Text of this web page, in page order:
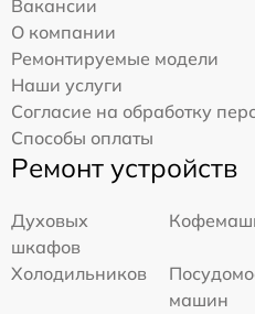
Вакансии
О компании
Ремонтируемые модели
Наши услуги
Согласие на обработку
Способы оплаты
Ремонт устройств
Духовых
шкафов
Холодильников
машин